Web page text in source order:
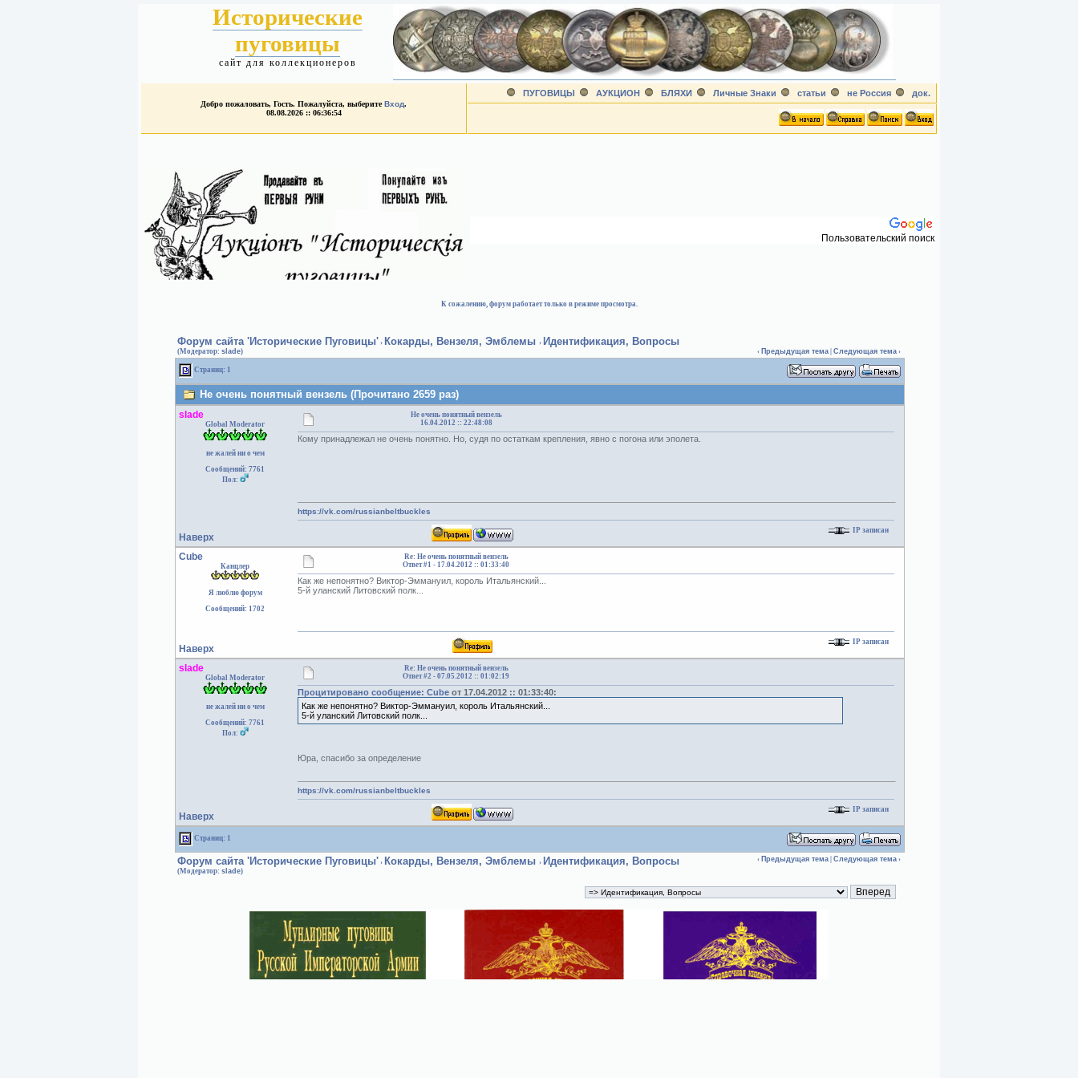
Исторические
пуговицы
сайт для коллекционеров
Добро пожаловать, Гость. Пожалуйста, выберитеВход.
08.08.2026 :: 06:36:54
ПУГОВИЦЫ АУКЦИОН БЛЯХИ Личные Знаки статьи не Россия док.
Пользовательский поиск
К сожалению, форум работает только в режиме просмотра.
Форум сайта 'Исторические Пуговицы' › Кокарды, Вензеля, Эмблемы › Идентификация, Вопросы
(Модератор: slade) ‹ Предыдущая тема Следующая тема ›
Страниц: 1
Не очень понятный вензель (Прочитано 2659 раз)
slade
Global Moderator
не жалей ни о чем
Сообщений: 7761
Пол:
Не очень понятный вензель
16.04.2012 :: 22:48:08
Кому принадлежал не очень понятно. Но, судя по остаткам крепления, явно с погона или эполета.
Наверх
https://vk.com/russianbeltbuckles
IP записан
Cube
Канцлер
Я люблю форум
Сообщений: 1702
Re: Не очень понятный вензель
Ответ #1 - 17.04.2012 :: 01:33:40
Как же непонятно? Виктор-Эммануил, король Итальянский...
5-й уланский Литовский полк...
Наверх
IP записан
slade
Global Moderator
не жалей ни о чем
Сообщений: 7761
Пол:
Re: Не очень понятный вензель
Ответ #2 -07.05.2012 :: 01:02:19
Процитировано сообщение: Cube от 17.04.2012 :: 01:33:40:
Как же непонятно? Виктор-Эммануил, король Итальянский...
5-й уланский Литовский полк...
Юра, спасибо за определение
Наверх
https://vk.com/russianbeltbuckles
IP записан
Страниц: 1
Форум сайта 'Исторические Пуговицы' › Кокарды, Вензеля, Эмблемы › Идентификация, Вопросы
(Модератор: slade)
‹ Предыдущая тема Следующая тема ›